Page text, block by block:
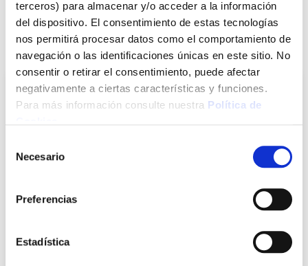
terceros) para almacenar y/o acceder a la información
del dispositivo. El consentimiento de estas tecnologías
nos permitirá procesar datos como el comportamiento de
navegación o las identificaciones únicas en este sitio. No
consentir o retirar el consentimiento, puede afectar
negativamente a ciertas características y funciones.
Para más información consulte nuestra Política de
Necesario
Preferencias
Estadística
Ver más
También te puede interesar